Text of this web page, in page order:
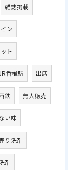
雑誌掲載
ン
ト
香椎駅 出店
鉄 無人販売
い味
り洗剤
剤